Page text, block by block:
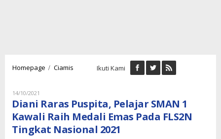
Homepage / Ciamis
SMAN
1
Kawali
Raih
Ikuti Kami
14/10/2021
Lukman
Nugraha
Diani Raras Puspita, Pelajar SMAN 1
Kawali Raih Medali Emas Pada FLS2N
Tingkat Nasional 2021